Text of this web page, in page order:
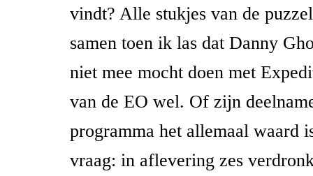
vindt? Alle stukjes van de
samen toen ik las dat Danny
niet mee mocht doen met
van de EO wel. Of zijn
programma het allemaal waard
vraag: in aflevering zes